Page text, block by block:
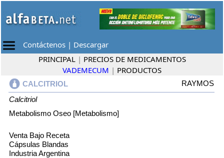
Contáctenos | Descargar
PRINCIPAL | PRECIOS DE MEDICAMENTOS
VADEMECUM | PRODUCTOS
CALCITRIOL
RAYMOS
Calcitriol
Metabolismo Oseo [Metabolismo]
Venta Bajo Receta
Cápsulas Blandas
Industria Argentina